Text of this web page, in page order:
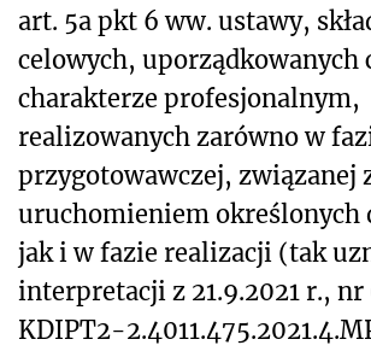
art. 5a pkt 6 ww. ustawy,
celowych, uporządkowanych
charakterze profesjonalnym,
realizowanych zarówno w
przygotowawczej, związanej
uruchomieniem określonych
jak i w fazie realizacji (tak
interpretacji z 21.9.2021 r., nr
KDIPT2-